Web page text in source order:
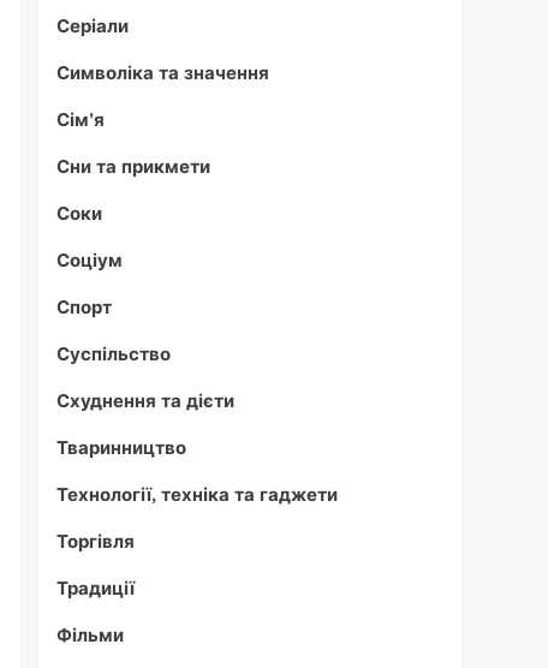
Серіали
Символіка та значення
Сім'я
Сни та прикмети
Соки
Соціум
Спорт
Суспільство
Схуднення та дієти
Тваринництво
Технології, техніка та гаджети
Торгівля
Традиції
Фільми